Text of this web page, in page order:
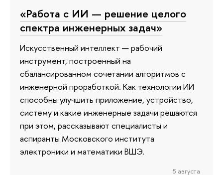
«Работа с ИИ — решение целого
спектра инженерных задач»
Искусственный интеллект — рабочий
инструмент, построенный на
сбалансированном сочетании алгоритмов с
инженерной проработкой. Как технологии ИИ
способны улучшить приложение, устройство,
систему и какие инженерные задачи решаются
при этом, рассказывают специалисты и
аспиранты Московского института
электроники и математики ВШЭ.
5 августа